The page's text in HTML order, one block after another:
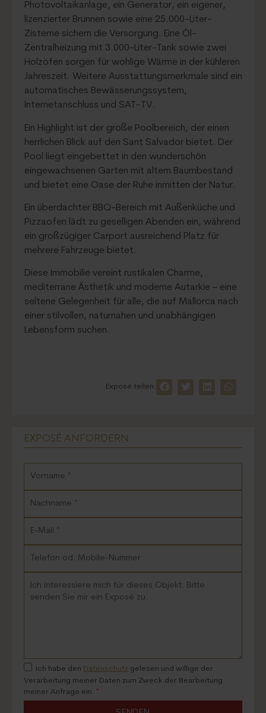
Photovoltaikanlage, ein Generator, ein eigener,
lizenzierter Brunnen sowie eine 25.000-Liter-
Zisterne sichern die Versorgung. Eine Öl-
Zentralheizung mit 3.000-Liter-Tank sowie zwei
Holzöfen sorgen für wohlige Wärme in der kühleren
Jahreszeit. Weitere Ausstattungsmerkmale sind ein
automatisches Bewässerungssystem,
Internetanschluss und SAT-TV.
Ein Highlight ist der große Poolbereich, der einen
herrlichen Blick auf den Sant Salvador bietet. Der
Pool liegt eingebettet in den wunderschön
eingewachsenen Garten mit altem Baumbestand
und bietet eine Oase der Ruhe inmitten der Natur.
Ein überdachter BBQ-Bereich mit Außenküche und
Pizzaofen lädt zu geselligen Abenden ein, während
ein großzügiger Carport ausreichend Platz für
mehrere Fahrzeuge bietet.
Diese Immobilie vereint rustikalen Charme,
mediterrane Ästhetik und moderne Autarkie – eine
seltene Gelegenheit für alle, die auf Mallorca nach
einer stilvollen, naturnahen und unabhängigen
Lebensform suchen.
Exposé teilen:
EXPOSÉ ANFORDERN
Ich habe den Datenschutz gelesen und willige der
Verarbeitung meiner Daten zum Zweck der Bearbeitung
meiner Anfrage ein. *